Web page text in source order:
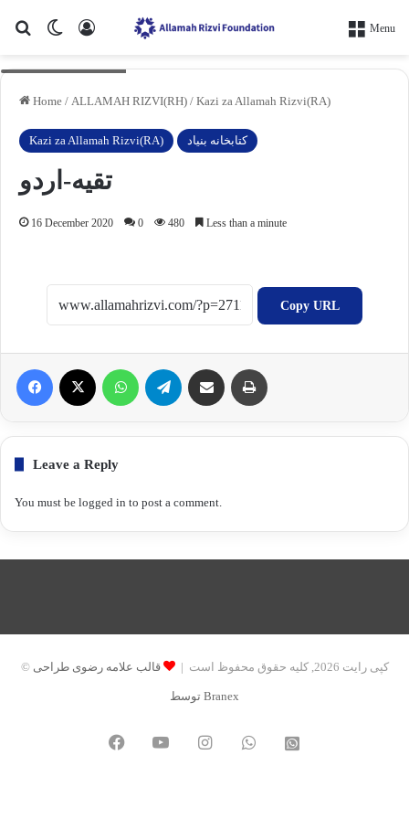
Search forSwitch skin Menu
Home / ALLAMAH RIZVI(RH) / Kazi za Allamah Rizvi(RA)
Kazi za Allamah Rizvi(RA) کتابخانه بنیاد
تقیه-اردو
16 December 2020 0 480 Less than a minute
Copy URL
Facebook WhatsApp Telegram Share via Email
Leave a Reply
You must be logged in to post a comment.
© کپی رایت 2026, کلیه حقوق محفوظ است | قالب علامه رضوی طراحی
توسط Branex
FacebookYouTubeInstagramWhatsAppواتساپ